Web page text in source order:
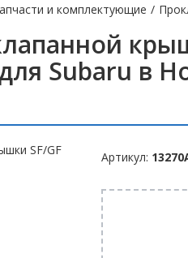
и комплектующие /
Subaru в
Артикул: